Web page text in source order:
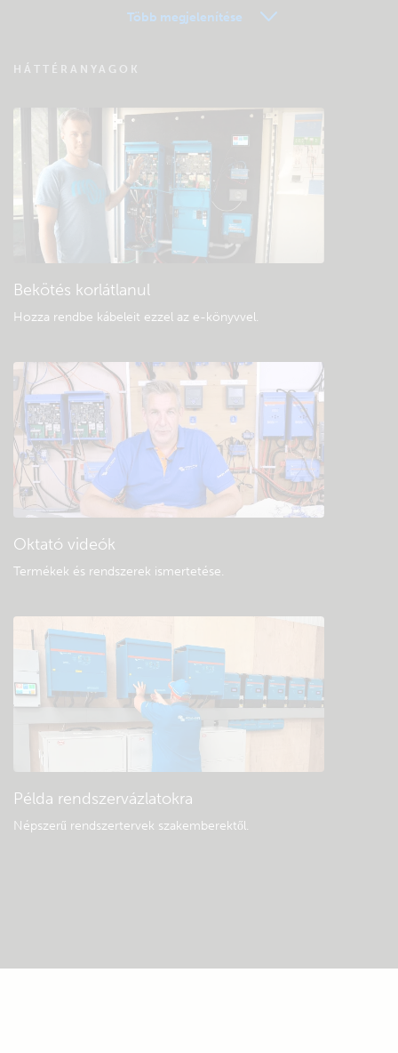
VRM távfelügyelet – Kérdések és válaszok
Keressen a közösség tudásbázisában
Általános letöltések és dokumentáció
Több megjelenítése
HÁTTÉRANYAGOK
Bekötés korlátlanul
Hozza rendbe kábeleit ezzel az e-könyvvel.
Oktató videók
Termékek és rendszerek ismertetése.
Példa rendszervázlatokra
Népszerű rendszertervek szakemberektől.